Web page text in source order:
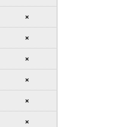
×
×
×
×
×
×